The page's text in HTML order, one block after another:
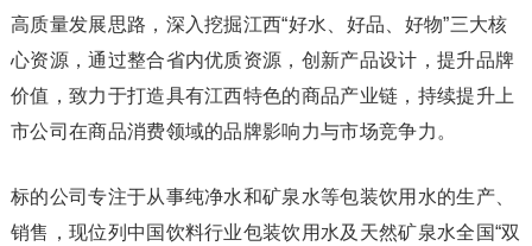
高质量发展思路，深入挖掘江西“好水、好品、好物”三大核
心资源，通过整合省内优质资源，创新产品设计，提升品牌
价值，致力于打造具有江西特色的商品产业链，持续提升上
市公司在商品消费领域的品牌影响力与市场竞争力。
标的公司专注于从事纯净水和矿泉水等包装饮用水的生产、
销售，现位列中国饮料行业包装饮用水及天然矿泉水全国“双